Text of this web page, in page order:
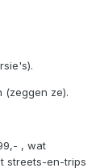
ze).
, wat
streets-en-trips